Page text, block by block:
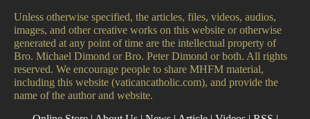
Unless otherwise specified, the articles, files, videos, audios,
images, and other creative works on this website or otherwise
generated at any point of time are the intellectual property of
Bro. Michael Dimond or Bro. Peter Dimond or both. All rights
reserved. We encourage people to share MHFM material,
including this website (vaticancatholic.com), and provide the
name of the author and website.